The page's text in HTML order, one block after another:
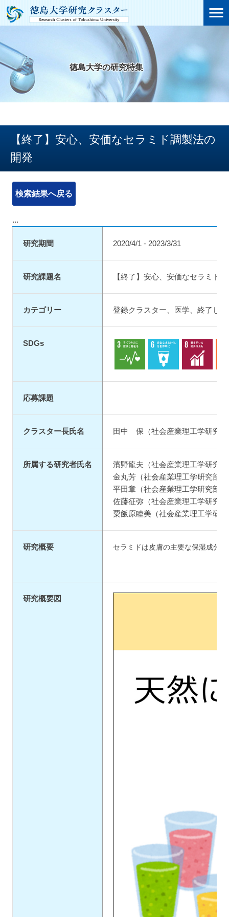

徳島大学の研究特集
【終了】安心、安価なセラミド調製法の
開発
検索結果へ戻る
...
研究期間 2020/4/1 - 2023/3/31
研究課題名 【終了】安心、安価なセラミド
カテゴリー 登録クラスター 医学 終了し
SDGs 3.保健 6.水・衛生8.成長・雇用
応募課題
クラスター長氏名 田中 保（社会産業理工学研究
所属する研究者氏名
濱野龍夫（社会産業理工学研究
金丸芳（社会産業理工学研究部
平田章（社会産業理工学研究部
佐藤征弥（社会産業理工学研究
粟飯原睦美（社会産業理工学研
研究概要 セラミドは皮膚の主要な保湿成分
研究概要図